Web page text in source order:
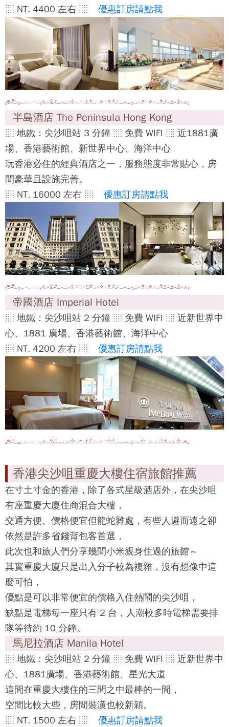
░ NT. 4400 左右 ░ 優惠訂房請點我
半島酒店 The Peninsula Hong Kong
░ 地鐵：尖沙咀站 3 分鐘 ░ 免費 WIFI ░ 近1881廣
場、香港藝術館、新世界中心、海洋中心
玩香港必住的經典酒店之一，服務態度非常貼心，房
間豪華且設施完善。
░ NT. 16000 左右 ░ 優惠訂房請點我
帝國酒店 Imperial Hotel
░ 地鐵：尖沙咀站 2 分鐘 ░ 免費 WIFI ░ 近新世界中
心、1881 廣場、香港藝術館、海洋中心
░ NT. 4200 左右 ░ 優惠訂房請點我
香港尖沙咀重慶大樓住宿旅館推薦
在寸土寸金的香港，除了各式星級酒店外，在尖沙咀
有座重慶大廈住商混合大樓，
交通方便、價格便宜但龍蛇雜處，有些人避而遠之卻
依然是許多省錢背包客首選，
此次也和旅人們分享幾間小米親身住過的旅館～
其實重慶大廈只是出入分子較為複雜，沒有想像中這
麼可怕，
優點是可以非常便宜的價格入住熱鬧的尖沙咀，
缺點是電梯每一座只有 2 台，人潮較多時電梯需要排
隊等待約 10 分鐘。
馬尼拉酒店 Manila Hotel
░ 地鐵：尖沙咀站 2 分鐘 ░ 免費 WIFI ░ 近新世界中
心、1881廣場、香港藝術館、星光大道
這間在重慶大樓住的三間之中最棒的一間，
空間比較大些，房間裝潢也較新穎。
░ NT. 1500 左右 ░ 優惠訂房請點我